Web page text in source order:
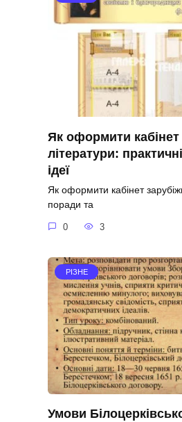
Як оформити кабінет
літератури:
ідеї
Як оформити кабінет
поради та
0 3
РІЗНЕ
Умови